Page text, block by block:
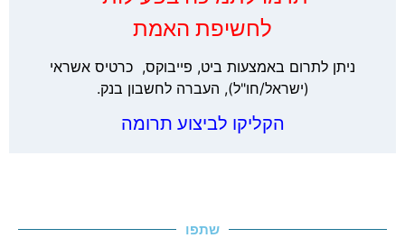
לחשיפת האמת
ניתן לתרום באמצעות ביט, פייבוקס, כרטיס אשראי
(ישראל/חו"ל), העברה לחשבון בנק.
הקליקו לביצוע תרומה
שתפו